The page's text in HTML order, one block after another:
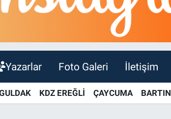
Yazarlar Foto Galeri İletişim
KDZ EREĞLİ ÇAYCUMA BARTIN